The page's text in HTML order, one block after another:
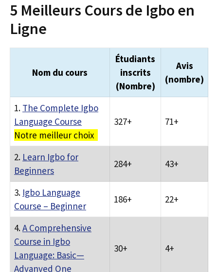
5 Meilleurs Cours de Igbo en
Ligne
Nom du cours
Étudiants
inscrits
(Nombre)
Avis
(nombre)
1. The Complete Igbo
Language Course
Notre meilleur choix
327+ 71+
2. Learn Igbo for
Beginners
284+ 43+
3. Igbo Language
Course – Beginner
186+ 22+
4.A Comprehensive
Course in Igbo
Language: Basic—
Advanved One
30+ 4+